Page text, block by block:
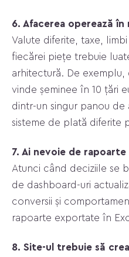
6. Afacerea operează
Valute diferite, taxe,
fiecărei piețe trebuie
arhitectură. De
vinde șeminee în 10 țări
dintr-un singur panou de
sisteme de plată diferite
7. Ai nevoie de rapoarte
Atunci când deciziile se
de dashboard-uri
conversii și
rapoarte exportate în
8. Site-ul trebuie să